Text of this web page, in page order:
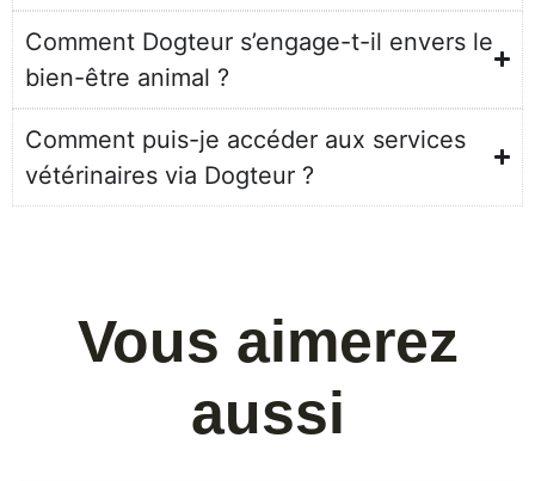
Comment Dogteur s’engage-t-il envers le
bien-être animal ?
Comment puis-je accéder aux services
vétérinaires via Dogteur ?
Vous aimerez
aussi